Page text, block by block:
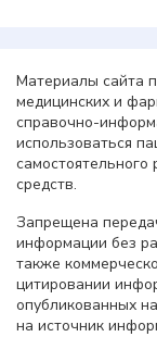
Материалы сайта
медицинских и
справочно-
использоваться
средств.
Запрещена
информации без
также
цитировании
опубликованных
на источник